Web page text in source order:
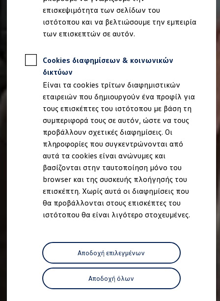
επισκεψιμότητα των σελίδων του
ιστότοπου και να βελτιώσουμε την εμπειρία
των επισκεπτών σε αυτόν.
Cookies διαφημίσεων & κοινωνικών
δικτύων
Είναι τα cookies τρίτων διαφημιστικών
εταιρειών που δημιουργούν ένα προφίλ για
τους επισκέπτες του ιστότοπου με βάση τη
συμπεριφορά τους σε αυτόν, ώστε να τους
προβάλλουν σχετικές διαφημίσεις. Οι
πληροφορίες που συγκεντρώνονται από
αυτά τα cookies είναι ανώνυμες και
βασίζονται στην ταυτοποίηση μόνο του
browser και της συσκευής πλοήγησής του
επισκέπτη. Χωρίς αυτά οι διαφημίσεις που
θα προβάλλονται στους επισκέπτες του
ιστότοπου θα είναι λιγότερο στοχευμένες.
Αποδοχή επιλεγμένων
Αποδοχή όλων
Ψυχαγωγία και ηλεκτρονικές συσκευές
Εξατομίκευση
Επιτοίχιος σταθμός φόρτισης και καλώδια
Συλλογές Lifestyle
Εφαρμογές Volkswagen, σύνδεση και
Σύνδεση κινητού τηλεφώνου και οχήματος
We Charge - Υπηρεσία Φόρτισης
Πληροφορίες Πελάτη
Ανακύκλωση & Επιστροφή
Ανακλήσεις ασφαλείας και Τεχνικά μέτρα
Προειδοποιητικές και ενδεικτικές λυχνίες
Eνημερώσεις λογισμικού
Digital Manual - Ψηφιακό εγχειρίδιο
XTL diesel fuel
Υπηρεσίες Volkswagen
Υπηρεσίες Volkswagen Click@Service
Pick Up & Delivery
Φροντίδα Clean Plus
Επαγγελματικά Οχήματα Volkswagen
Συντήρηση & Επισκευή Επαγγελματικών
Σημαντικές πληροφορίες
Εγγύηση Επαγγελματικών Volkswagen
Εξουσιοδοτημένο Δίκτυο Volkswagen
Αστυπάλαια: Κίνητρα Επιδότησης
Volkswagen Bulli - 75 Χρόνια Κληρονομιάς
Bulli magazine
VW Bus History